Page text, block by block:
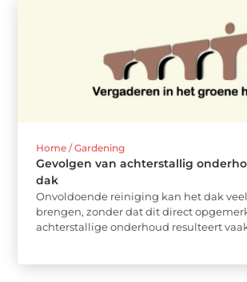
Home / Gardening
Gevolgen van achterstallig
dak
Onvoldoende reiniging kan het dak
brengen, zonder dat dit direct
achterstallige onderhoud resulteert